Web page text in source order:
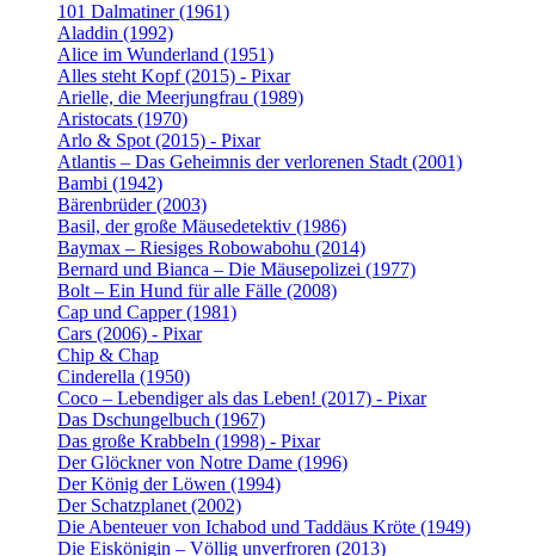
101 Dalmatiner (1961)
Aladdin (1992)
Alice im Wunderland (1951)
Alles steht Kopf (2015) - Pixar
Arielle, die Meerjungfrau (1989)
Aristocats (1970)
Arlo & Spot (2015) - Pixar
Atlantis – Das Geheimnis der verlorenen Stadt (2001)
Bambi (1942)
Bärenbrüder (2003)
Basil, der große Mäusedetektiv (1986)
Baymax – Riesiges Robowabohu (2014)
Bernard und Bianca – Die Mäusepolizei (1977)
Bolt – Ein Hund für alle Fälle (2008)
Cap und Capper (1981)
Cars (2006) - Pixar
Chip & Chap
Cinderella (1950)
Coco – Lebendiger als das Leben! (2017) - Pixar
Das Dschungelbuch (1967)
Das große Krabbeln (1998) - Pixar
Der Glöckner von Notre Dame (1996)
Der König der Löwen (1994)
Der Schatzplanet (2002)
Die Abenteuer von Ichabod und Taddäus Kröte (1949)
Die Eiskönigin – Völlig unverfroren (2013)